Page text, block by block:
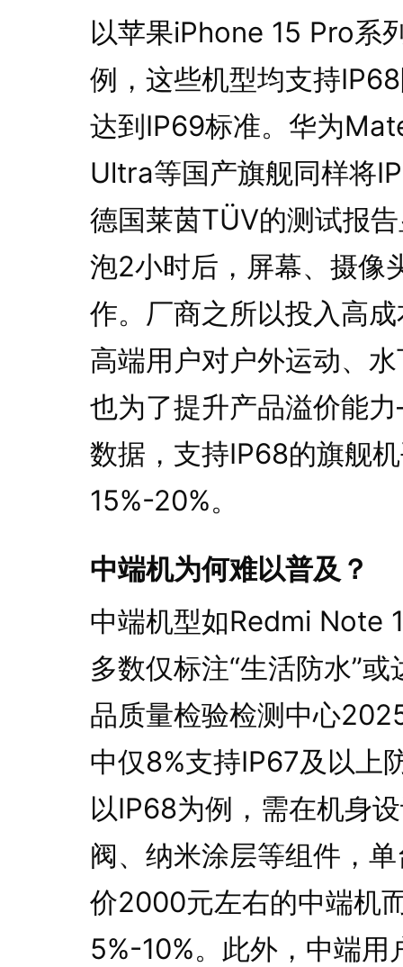
以苹果iPhone 15 Pro系
例，这些机型均支持
达到IP69标准。华为
Ultra等国产旗舰同样将
德国莱茵TÜV的测试报
泡2小时后，屏幕、摄像
作。厂商之所以投入高
高端用户对户外运动、
也为了提升产品溢价能
数据，支持IP68的旗舰
15%-20%。
中端机为何难以普及？
中端机型如Redmi Note
多数仅标注“生活防水”
品质量检验检测中心
中仅8%支持IP67及以上
以IP68为例，需在机身
阀、纳米涂层等组件，
价2000元左右的中端机
5%-10%。此外，中端